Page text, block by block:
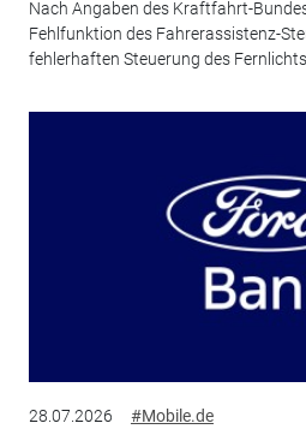
Nach Angaben des Kraftfahrt-
Fehlfunktion des Fahrerassistenz-
fehlerhaften Steuerung des
28.07.2026 #Mobile.de